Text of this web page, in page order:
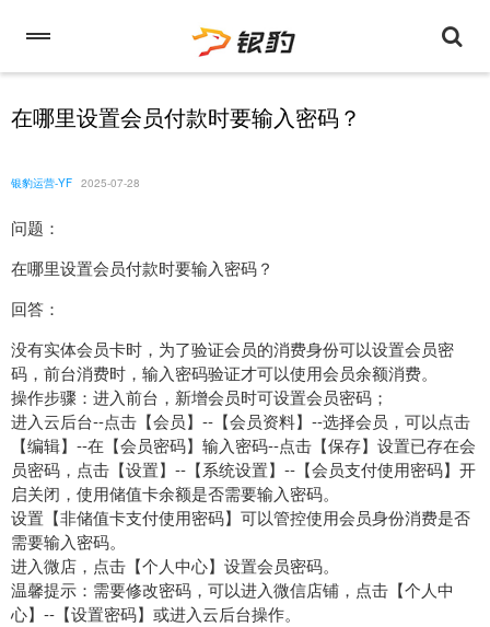
在哪里设置会员付款时要输入密码？
银豹运营-YF 2025-07-28
问题：
在哪里设置会员付款时要输入密码？
回答：
没有实体会员卡时，为了验证会员的消费身份可以设置会员密
码，前台消费时，输入密码验证才可以使用会员余额消费。
操作步骤：进入前台，新增会员时可设置会员密码；
进入云后台--点击【会员】--【会员资料】--选择会员，可以点击
【编辑】--在【会员密码】输入密码--点击【保存】设置已存在会
员密码，点击【设置】--【系统设置】--【会员支付使用密码】开
启关闭，使用储值卡余额是否需要输入密码。
设置【非储值卡支付使用密码】可以管控使用会员身份消费是否
需要输入密码。
进入微店，点击【个人中心】设置会员密码。
温馨提示：需要修改密码，可以进入微信店铺，点击【个人中
心】--【设置密码】或进入云后台操作。